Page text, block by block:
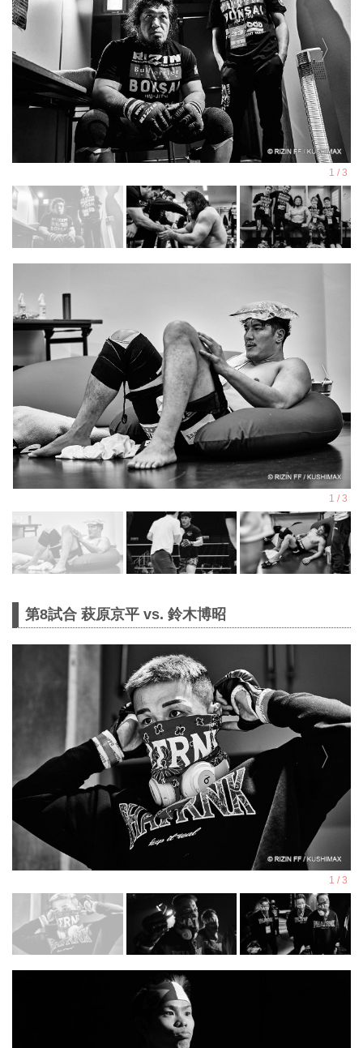
第8試合 萩原京平 vs. 鈴木博昭